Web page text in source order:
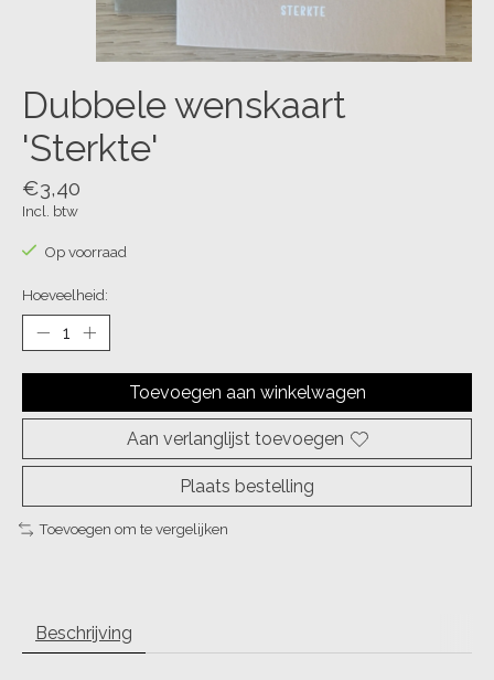
Dubbele wenskaart
'Sterkte'
€3,40
Incl. btw
Op voorraad
Hoeveelheid:
Toevoegen aan winkelwagen
Aan verlanglijst toevoegen
Plaats bestelling
Toevoegen om te vergelijken
Beschrijving